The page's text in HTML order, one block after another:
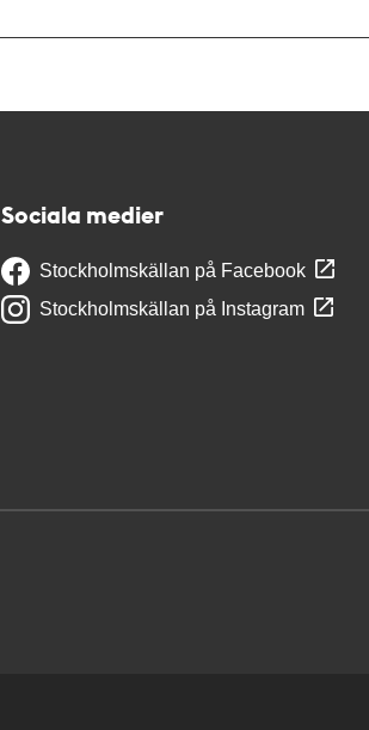
Sociala medier
Stockholmskällan på Facebook
Stockholmskällan på Instagram